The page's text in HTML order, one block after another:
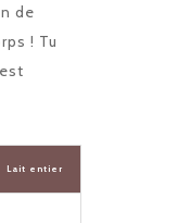
de
! Tu
Lait entier